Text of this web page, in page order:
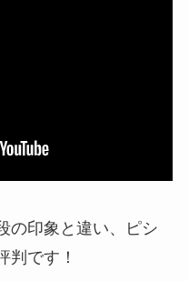
の印象と違い、ピシ
判です！